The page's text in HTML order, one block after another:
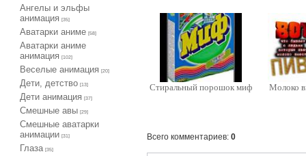
Ангелы и эльфы
анимация
[35]
Аватарки аниме [58]
Аватарки аниме
анимация
[102]
Веселые анимация [20]
Дети, детство [13]
Дети анимация [37]
Cмешные авы [29]
Cмешные аватарки
анимации
[31]
Глаза [35]
Стиральный порошок миф Молоко
Всего комментариев: 0